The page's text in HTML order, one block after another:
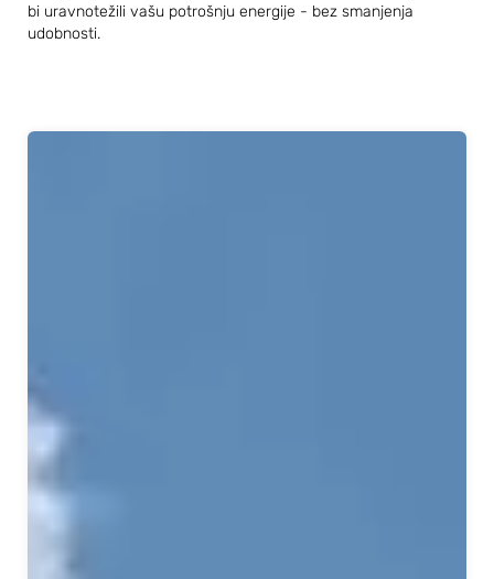
bi uravnotežili vašu potrošnju energije - bez smanjenja
udobnosti.